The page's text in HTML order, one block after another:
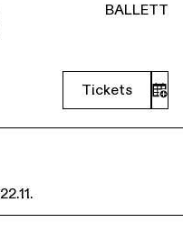
BALLETT
Tickets
22.11.